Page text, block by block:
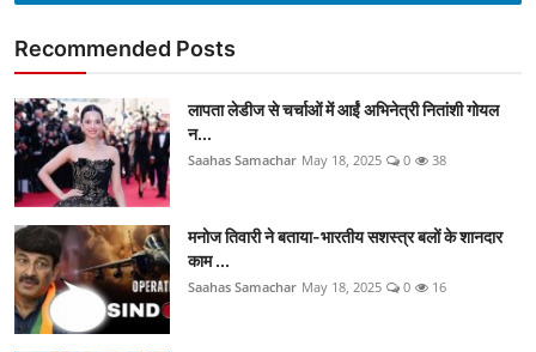
Recommended Posts
लापता लेडीज से चर्चाओं में आईं अभिनेत्री नितांशी गोयल
न...
Saahas Samachar May 18, 2025 0 38
मनोज तिवारी ने बताया-भारतीय सशस्त्र बलों के शानदार
काम ...
Saahas Samachar May 18, 2025 0 16